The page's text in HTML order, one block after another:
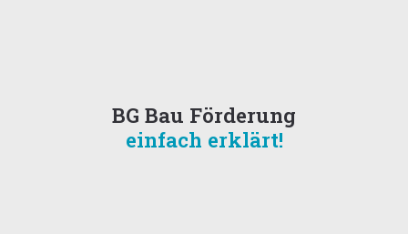
BG Bau Förderung
einfach erklärt!